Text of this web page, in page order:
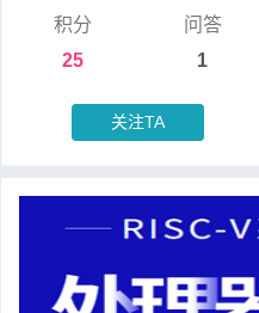
积分
25
问答
1
关注TA